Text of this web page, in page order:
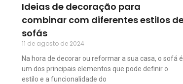
Ideias de decoração para
combinar com diferentes estilos
sofás
11 de agosto de 2024
Na hora de decorar ou reformar a sua casa, o sofá é
um dos principais elementos que pode definir o
estilo e a funcionalidade do